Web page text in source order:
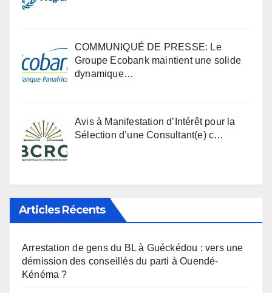
COMMUNIQUÉ DE PRESSE: Le
Groupe Ecobank maintient une solide
dynamique…
Avis à Manifestation d’Intérêt pour la
Sélection d’une Consultant(e) c…
Articles Récents
Arrestation de gens du BL à Guéckédou : vers une
démission des conseillés du parti à Ouendé-
Kénéma ?